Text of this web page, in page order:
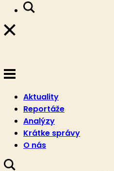
Aktuality
Reportáže
Analýzy
Krátke správy
O nás
Beau Massagot